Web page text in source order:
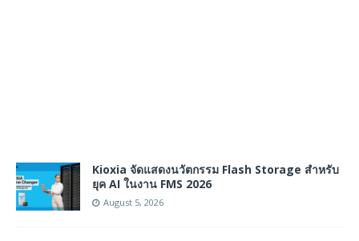
Kioxia จัดแสดงนวัตกรรม Flash Storage สำหรับ
ยุค AI ในงาน FMS 2026
August 5, 2026